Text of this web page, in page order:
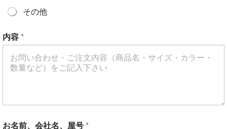
その他
内
容
レ
内容*
お名前、会社名、屋号*